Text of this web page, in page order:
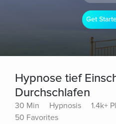
Get
Hypnose tief
Durchschlafen
30 Min Hypnosis
1.4k+
50 Favorites